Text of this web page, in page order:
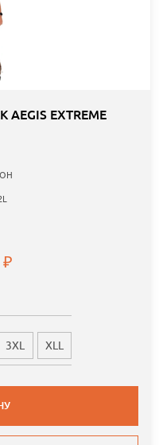
EXTREME
3XL XLL